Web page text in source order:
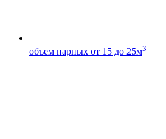
объем парных от 15 до 25м3